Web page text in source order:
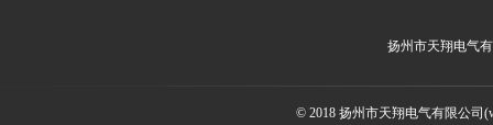
扬州市天翔电气
© 2018 扬州市天翔电气有限公司